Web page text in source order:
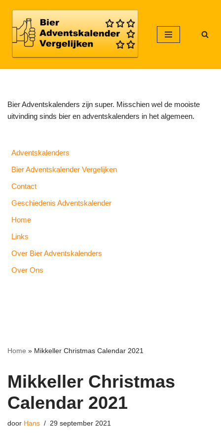
Meteen
naar
Bier Adventskalenders zijn super. Misschien wel de mooiste
uitvinding sinds bier en adventskalenders in het algemeen.
Adventskalenders
Bier Adventskalender Vergelijken
Contact
Geschiedenis Adventskalender
Home
Links
Over Bier Adventskalenders
Over Ons
Home » Mikkeller Christmas Calendar 2021
Mikkeller Christmas
Calendar 2021
door Hans 29 september 2021